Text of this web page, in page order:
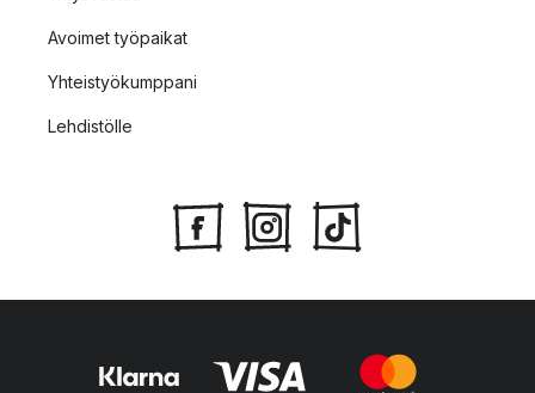
Avoimet työpaikat
Yhteistyökumppani
Lehdistölle